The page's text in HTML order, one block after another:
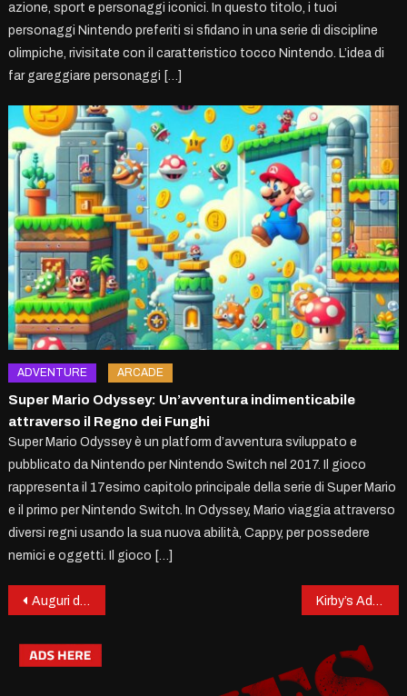
azione, sport e personaggi iconici. In questo titolo, i tuoi
personaggi Nintendo preferiti si sfidano in una serie di discipline
olimpiche, rivisitate con il caratteristico tocco Nintendo. L’idea di
far gareggiare personaggi […]
ADVENTURE ARCADE
Super Mario Odyssey: Un’avventura indimenticabile
attraverso il Regno dei Funghi
Super Mario Odyssey è un platform d’avventura sviluppato e
pubblicato da Nintendo per Nintendo Switch nel 2017. Il gioco
rappresenta il 17esimo capitolo principale della serie di Super Mario
e il primo per Nintendo Switch. In Odyssey, Mario viaggia attraverso
diversi regni usando la sua nuova abilità, Cappy, per possedere
nemici e oggetti. Il gioco […]
Post
navigation
Auguri di Avventure Virtuali e Vittorie Leggendarie!